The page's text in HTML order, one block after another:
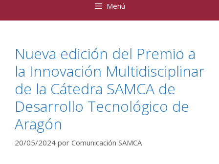
Menú
Nueva edición del Premio a
la Innovación Multidisciplinar
de la Cátedra SAMCA de
Desarrollo Tecnológico de
Aragón
20/05/2024 por Comunicación SAMCA